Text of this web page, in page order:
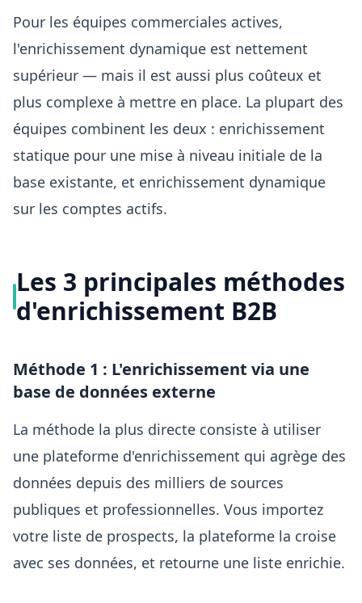
Pour les équipes commerciales actives,
l'enrichissement dynamique est nettement
supérieur — mais il est aussi plus coûteux et
plus complexe à mettre en place. La plupart des
équipes combinent les deux : enrichissement
statique pour une mise à niveau initiale de la
base existante, et enrichissement dynamique
sur les comptes actifs.
Les 3 principales méthodes
d'enrichissement B2B
Méthode 1 : L'enrichissement via une
base de données externe
La méthode la plus directe consiste à utiliser
une plateforme d'enrichissement qui agrège des
données depuis des milliers de sources
publiques et professionnelles. Vous importez
votre liste de prospects, la plateforme la croise
avec ses données, et retourne une liste enrichie.